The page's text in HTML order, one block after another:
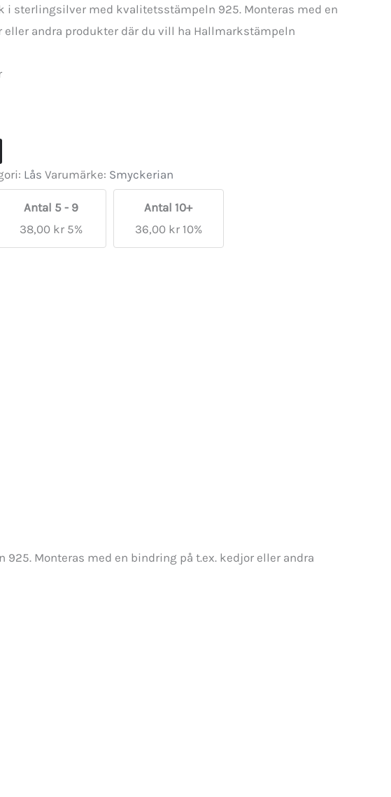
i sterlingsilver med kvalitetsstämpeln 925. Monteras med en
eller andra produkter där du vill ha Hallmarkstämpeln
Lås Varumärke: Smyckerian
Antal 5 - 9
38,00 kr 5%
Antal 10+
36,00 kr 10%
Monteras med en bindring på t.ex. kedjor eller andra